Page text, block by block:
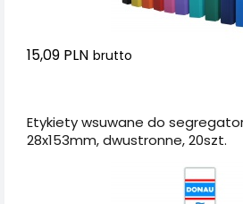
15,09 PLN brutto
Etykiety wsuwane do
28x153mm, dwustronne, 20szt.